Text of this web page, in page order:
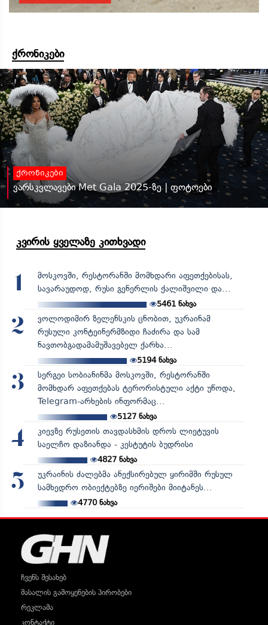
ქრონიკები
ქრონიკები
ვარსკვლავები Met Gala 2025-ზე | ფოტოები
კვირის ყველაზე კითხვადი
1
მოსკოვში, რესტორანში მომხდარი აფეთქებისას,
სავარაუდოდ, რუსი გენერლის ქალიშვილი და...
5461 ნახვა
2
ვოლოდიმირ ზელენსკის ცნობით, უკრაინამ
რუსული კონტეინერმზიდი ჩაძირა და სამ
ნავთობგადამამუშავებელ ქარხა...
5194ნახვა
3
სერგეი სობიანინმა მოსკოვში, რესტორანში
მომხდარ აფეთქებას ტერორისტული აქტი უწოდა,
Telegram-არხების ინფორმაც...
5127ნახვა
4
კიევზე რუსეთის თავდასხმის დროს ლიეტუვის
საელჩო დაზიანდა - კესტუტის ბუდრისი
4827ნახვა
5
უკრაინის ძალებმა ანექსირებულ ყირიმში რუსულ
სამხედრო ობიექტებზე იერიშები მიიტანეს...
4770ნახვა
ჩვენს შესახებ
მასალის გამოყენების პირობები
რეკლამა
კონტაქტი